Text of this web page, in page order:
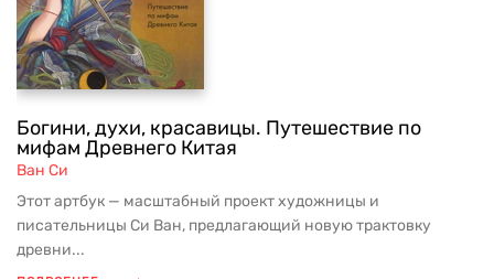
Богини, духи, красавицы. Путешествие по
мифам Древнего Китая
Ван Си
Этот артбук — масштабный проект художницы и
писательницы Си Ван, предлагающий новую трактовку
древни...